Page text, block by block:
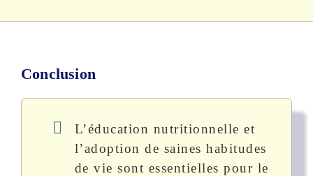
Conclusion
L’éducation nutritionnelle et
l’adoption de saines habitudes
de vie sont essentielles pour le